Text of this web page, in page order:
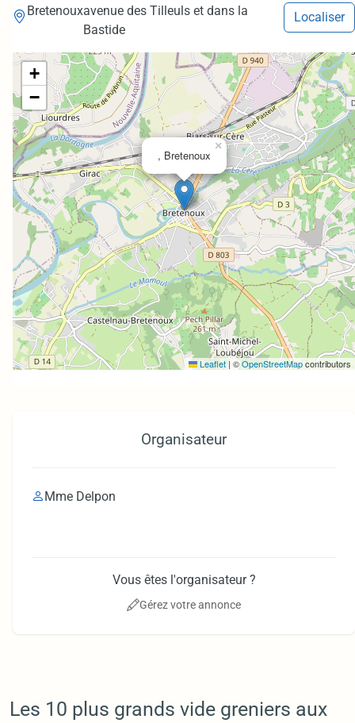
Bretenouxavenue des Tilleuls et dans la
Bastide
Localiser
, Bretenoux
×
+
−
Leaflet|©OpenStreetMapcontributors
Organisateur
Mme Delpon
Vous êtes l'organisateur ?
Gérez votre annonce
Les 10 plus grands vide greniers aux